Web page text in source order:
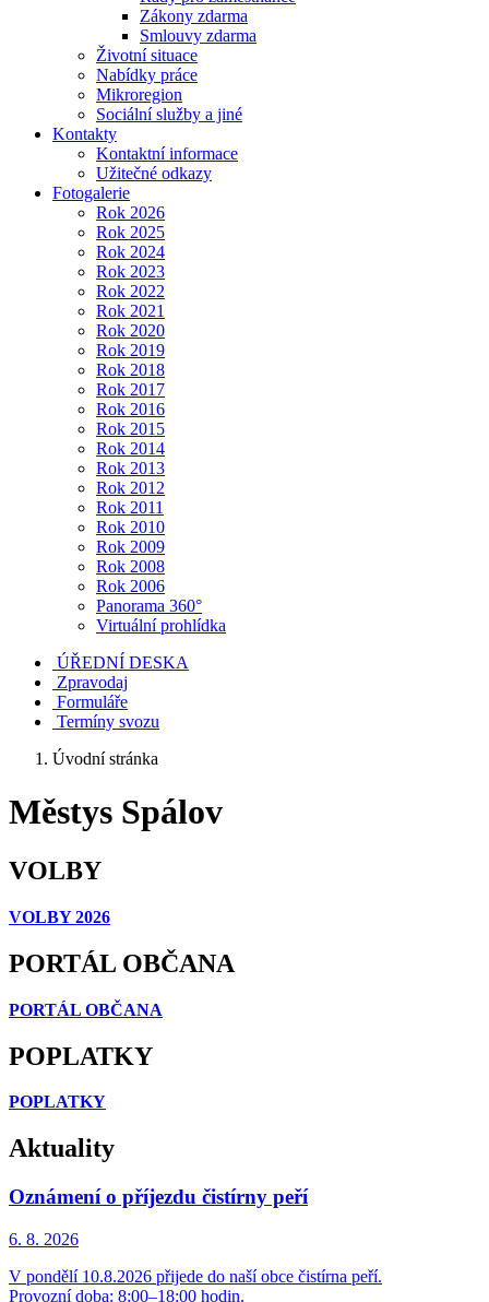
Zákony zdarma
Smlouvy zdarma
Životní situace
Nabídky práce
Mikroregion
Sociální služby a jiné
Kontakty
Kontaktní informace
Užitečné odkazy
Fotogalerie
Rok 2026
Rok 2025
Rok 2024
Rok 2023
Rok 2022
Rok 2021
Rok 2020
Rok 2019
Rok 2018
Rok 2017
Rok 2016
Rok 2015
Rok 2014
Rok 2013
Rok 2012
Rok 2011
Rok 2010
Rok 2009
Rok 2008
Rok 2006
Panorama 360°
Virtuální prohlídka
ÚŘEDNÍ DESKA
Zpravodaj
Formuláře
Termíny svozu
Úvodní stránka
Městys Spálov
VOLBY
VOLBY 2026
PORTÁL OBČANA
PORTÁL OBČANA
POPLATKY
POPLATKY
Aktuality
Oznámení o příjezdu čistírny peří
6. 8. 2026
V pondělí 10.8.2026 přijede do naší obce čistírna peří.
Provozní doba: 8:00–18:00 hodin.